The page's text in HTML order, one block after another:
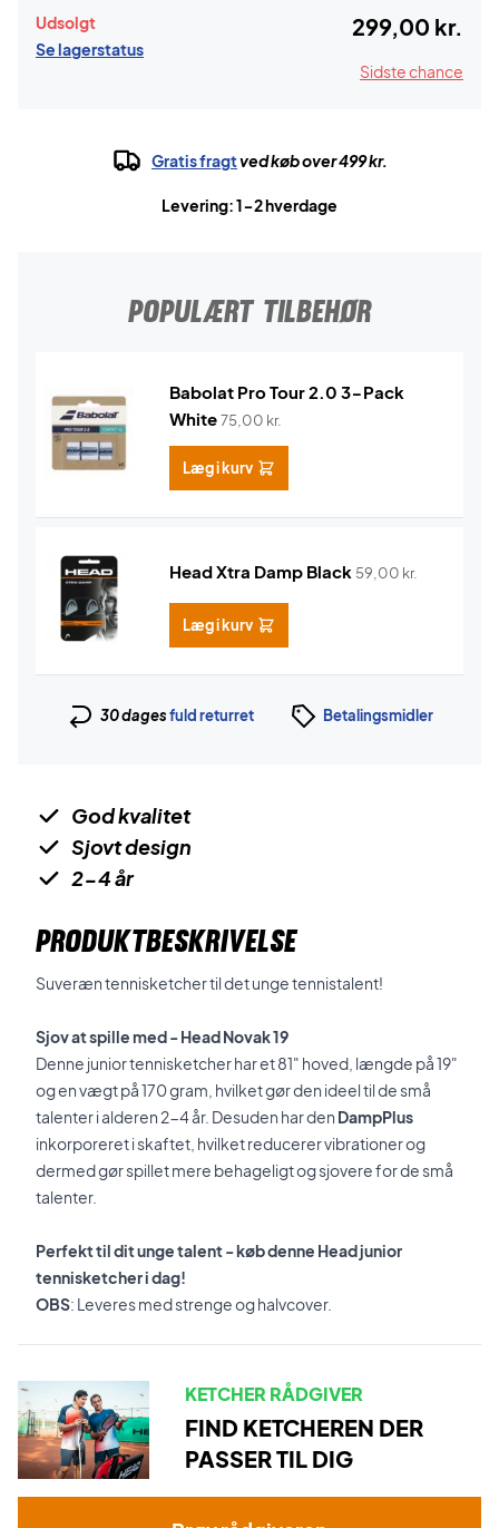
Udsolgt
Se lagerstatus
299,00 kr.
Sidste chance
Gratis fragtved køb over 499 kr.
Levering: 1-2 hverdage
POPULÆRT TILBEHØR
Babolat Pro Tour 2.0 3-Pack
White75,00 kr.
Læg i kurv
Head Xtra Damp Black 59,00 kr.
Læg i kurv
30 dagesfuld returret Betalingsmidler
God kvalitet
Sjovt design
2-4 år
PRODUKTBESKRIVELSE
Suveræn tennisketcher til det unge tennistalent!
Sjov at spille med - Head Novak 19
Denne junior tennisketcher har et 81" hoved, længde på 19"
og en vægt på 170 gram, hvilket gør den ideel til de små
talenter i alderen 2-4 år. Desuden har den DampPlus
inkorporeret i skaftet, hvilket reducerer vibrationer og
dermed gør spillet mere behageligt og sjovere for de små
talenter.
Perfekt til dit unge talent - køb denne Head junior
tennisketcher i dag!
OBS: Leveres med strenge og halvcover.
KETCHER RÅDGIVER
FIND KETCHEREN DER
PASSER TIL DIG